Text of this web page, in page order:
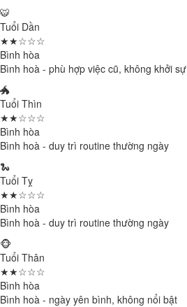
🐯
Tuổi Dần
★★☆☆☆
Bình hòa
Bình hoà - phù hợp việc cũ, không khởi sự
🐲
Tuổi Thìn
★★☆☆☆
Bình hòa
Bình hoà - duy trì routine thường ngày
🐍
Tuổi Tỵ
★★☆☆☆
Bình hòa
Bình hoà - duy trì routine thường ngày
🐵
Tuổi Thân
★★☆☆☆
Bình hòa
Bình hoà - ngày yên bình, không nổi bật